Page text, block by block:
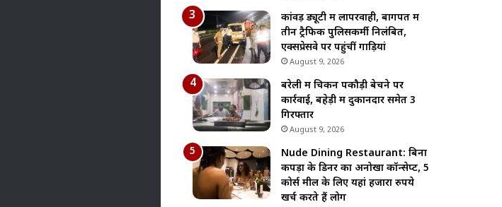
कांवड़ ड्यूटी में लापरवाही, बागपत में
तीन ट्रैफिक पुलिसकर्मी निलंबित,
एक्सप्रेसवे पर पहुंचीं गाड़ियां
August 9, 2026
बरेली में चिकन पकौड़ी बेचने पर
कार्रवाई, बहेड़ी में दुकानदार समेत 3
गिरफ्तार
August 9, 2026
Nude Dining Restaurant: बिना
कपड़ों के डिनर का अनोखा कॉन्सेप्ट, 5
कोर्स मील के लिए यहां हजारों रुपये
खर्च करते हैं लोग